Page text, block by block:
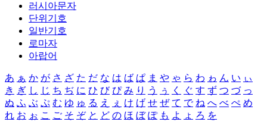
러시아문자
단위기호
일반기호
로마자
아랍어
あ ぁ か が さ ざ た だ な は ば ぱ ま や ゃ ら わ ゎ ん い ぃ
き ぎ し じ ち ぢ に ひ び ぴ み り う ぅ く ぐ す ず つ づ っ
ぬ ふ ぶ ぷ む ゆ ゅ る え ぇ け げ せ ぜ て で ね へ べ ぺ め
れ お ぉ こ ご そ ぞ と ど の ほ ぼ ぽ も よ ょ ろ を